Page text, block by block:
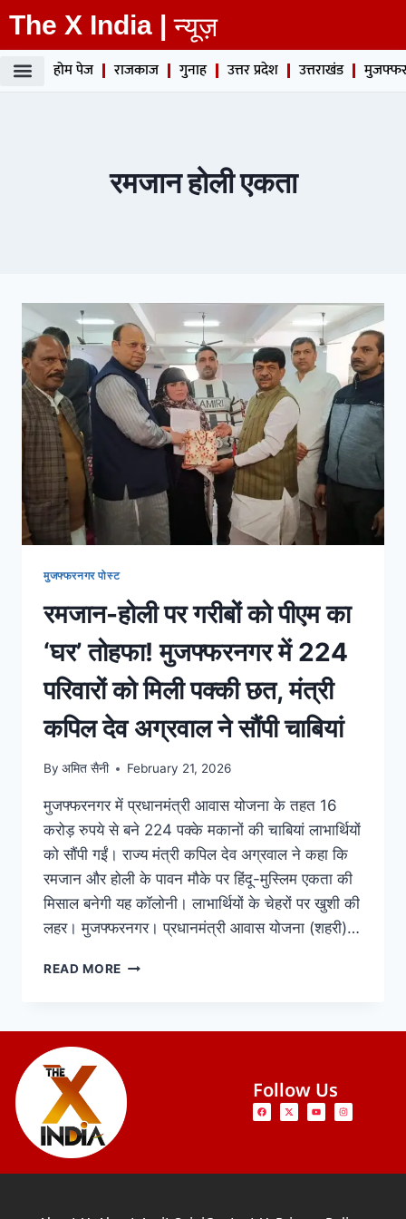
The X India | न्यूज़
होम पेज राजकाज गुनाह उत्तर प्रदेश उत्तराखंड
रमजान होली एकता
मुजफ्फरनगर पोस्ट
रमजान-होली पर गरीबों को पीएम का
‘घर’ तोहफा! मुजफ्फरनगर में 224
परिवारों को मिली पक्की छत, मंत्री
कपिल देव अग्रवाल ने सौंपी चाबियां
By अमित सैनी February 21, 2026
मुजफ्फरनगर में प्रधानमंत्री आवास योजना के तहत 16
करोड़ रुपये से बने 224 पक्के मकानों की चाबियां लाभार्थियों
को सौंपी गईं। राज्य मंत्री कपिल देव अग्रवाल ने कहा कि
रमजान और होली के पावन मौके पर हिंदू-मुस्लिम एकता की
मिसाल बनेगी यह कॉलोनी। लाभार्थियों के चेहरों पर खुशी की
लहर। मुजफ्फरनगर। प्रधानमंत्री आवास योजना (शहरी)…
READ MORE
Follow Us